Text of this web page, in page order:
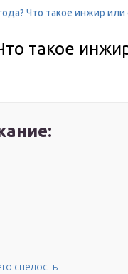
Что такое инжир или
такое
спелость